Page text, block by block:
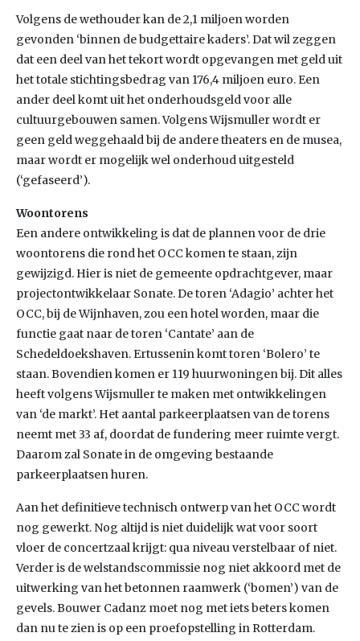
Volgens de wethouder kan de 2,1 miljoen worden
gevonden ‘binnen de budgettaire kaders’. Dat wil zeggen
dat een deel van het tekort wordt opgevangen met geld uit
het totale stichtingsbedrag van 176,4 miljoen euro. Een
ander deel komt uit het onderhoudsgeld voor alle
cultuurgebouwen samen. Volgens Wijsmuller wordt er
geen geld weggehaald bij de andere theaters en de musea,
maar wordt er mogelijk wel onderhoud uitgesteld
(‘gefaseerd’).
Woontorens
Een andere ontwikkeling is dat de plannen voor de drie
woontorens die rond het OCC komen te staan, zijn
gewijzigd. Hier is niet de gemeente opdrachtgever, maar
projectontwikkelaar Sonate. De toren ‘Adagio’ achter het
OCC, bij de Wijnhaven, zou een hotel worden, maar die
functie gaat naar de toren ‘Cantate’ aan de
Schedeldoekshaven. Ertussenin komt toren ‘Bolero’ te
staan. Bovendien komen er 119 huurwoningen bij. Dit alles
heeft volgens Wijsmuller te maken met ontwikkelingen
van ‘de markt’. Het aantal parkeerplaatsen van de torens
neemt met 33 af, doordat de fundering meer ruimte vergt.
Daarom zal Sonate in de omgeving bestaande
parkeerplaatsen huren.
Aan het definitieve technisch ontwerp van het OCC wordt
nog gewerkt. Nog altijd is niet duidelijk wat voor soort
vloer de concertzaal krijgt: qua niveau verstelbaar of niet.
Verder is de welstandscommissie nog niet akkoord met de
uitwerking van het betonnen raamwerk (‘bomen’) van de
gevels. Bouwer Cadanz moet nog met iets beters komen
dan nu te zien is op een proefopstelling in Rotterdam.